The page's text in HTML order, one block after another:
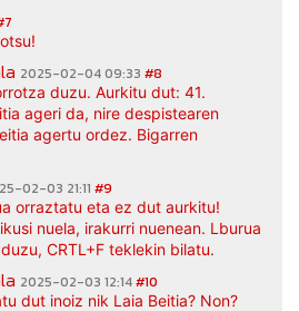
2025-02-04 09:33 #8
duzu. Aurkitu dut: 41.
ageri da, nire despistearen
agertu ordez. Bigarren
02-03 21:11 #9
orraztatu eta ez dut aurkitu!
nuela, irakurri nuenean. Lburua
CRTL+F teklekin bilatu.
2025-02-03 12:14#10
dut inoiz nik Laia Beitia? Non?